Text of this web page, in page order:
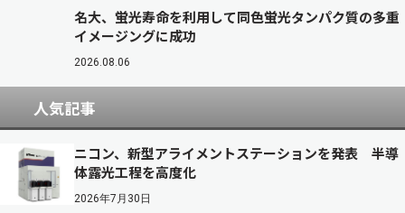
名大、蛍光寿命を利用して同色蛍光タンパク質の多重
イメージングに成功
2026.08.06
人気記事
ニコン、新型アライメントステーションを発表 半導
体露光工程を高度化
2026年7月30日